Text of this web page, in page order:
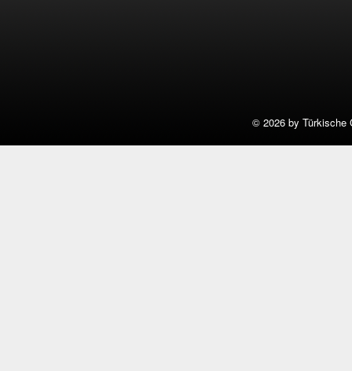
© 2026 by Türkische